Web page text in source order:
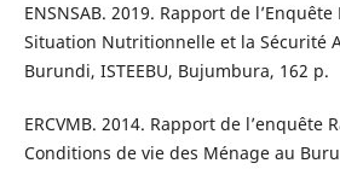
ENSNSAB. 2019. Rapport de
Situation Nutritionnelle et la Sécurité
Burundi, ISTEEBU, Bujumbura, 162 p.
ERCVMB. 2014. Rapport de l’enquête
Conditions de vie des Ménage au